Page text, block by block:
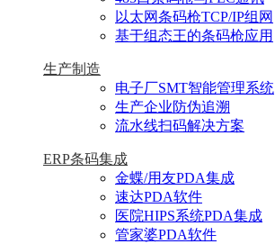
以太网条码枪TCP/IP组网
基于组态王的条码枪应用
生产制造
电子厂SMT智能管理系统
生产企业防伪追溯
流水线扫码解决方案
ERP条码集成
金蝶/用友PDA集成
速达PDA软件
医院HIPS系统PDA集成
管家婆PDA软件